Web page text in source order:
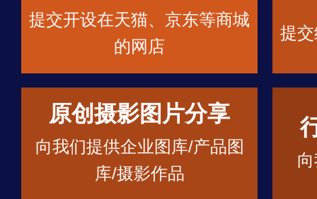
提交开设在天猫、京东等商城
的网店
提
原创摄影图片分享
向我们提供企业图库/产品图
库/摄影作品